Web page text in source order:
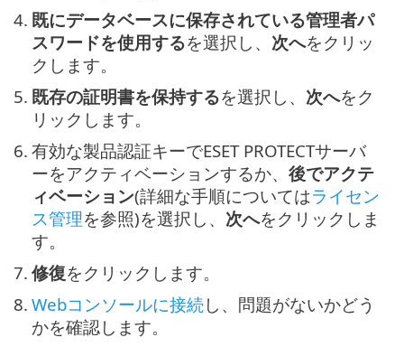
4. 既にデータベースに保存されている管理者パ
スワードを使用するを選択し、 次へをクリッ
クします。
5. 既存の証明書を保持するを選択し、 次へをク
リックします。
6. 有効な製品認証キーでESET PROTECTサーバ
ーをアクティベーションするか、 後でアクテ
ィベーション(詳細な手順についてはライセン
ス管理を参照)を選択し、 次へをクリックしま
す。
7. 修復をクリックします。
8. Webコンソールに接続 し、問題がないかどう
かを確認します。